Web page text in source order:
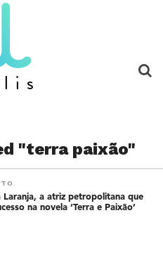
"terra paixão"
Laranja, a atriz petropolitana que
na novela ‘Terra e Paixão’